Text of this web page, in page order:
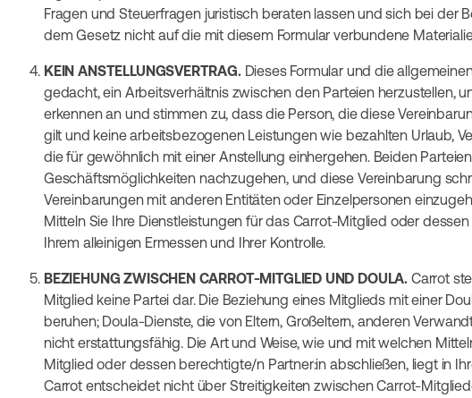
Fragen und Steuerfragen juristisch beraten lassen und sich bei der
dem Gesetz nicht auf die mit diesem Formular verbundene
KEIN ANSTELLUNGSVERTRAG. Dieses Formular und die
gedacht, ein Arbeitsverhältnis zwischen den Parteien herzustellen,
erkennen an und stimmen zu, dass die Person, die diese
gilt und keine arbeitsbezogenen Leistungen wie bezahlten Urlaub,
die für gewöhnlich mit einer Anstellung einhergehen. Beiden
Geschäftsmöglichkeiten nachzugehen, und diese Vereinbarung
Vereinbarungen mit anderen Entitäten oder Einzelpersonen
Mitteln Sie Ihre Dienstleistungen für das Carrot-Mitglied oder
Ihrem alleinigen Ermessen und Ihrer Kontrolle.
BEZIEHUNG ZWISCHEN CARROT-MITGLIED UND DOULA. Carrot
Mitglied keine Partei dar. Die Beziehung eines Mitglieds mit einer
beruhen; Doula-Dienste, die von Eltern, Großeltern, anderen
nicht erstattungsfähig. Die Art und Weise, wie und mit welchen
Mitglied oder dessen berechtigte/n Partner:in abschließen, liegt in
Carrot entscheidet nicht über Streitigkeiten zwischen Carrot-